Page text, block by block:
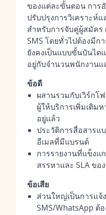
ของแต่ละขั้นตอน การ
ปรับปรุงการวิเคราะห์
สำหรับการจับคู่ผู้สมัคร
SMS โดยทั่วไปต้องมีก
ยังคงเป็นแบบขั้นบันได
อยู่กับจำนวนพนักงานแ
ข้อดี
ผสานรวมกับเวิร์กโ
ผู้ให้บริการเพิ่มเติม
อยู่แล้ว
ประวัติการสื่อสารแ
อีเมลที่มีแบรนด์
การรายงานที่แข็งแ
สรรหาและ SLA ข
ข้อเสีย
ส่วนใหญ่เป็นการแจ้
SMS/WhatsApp ต้